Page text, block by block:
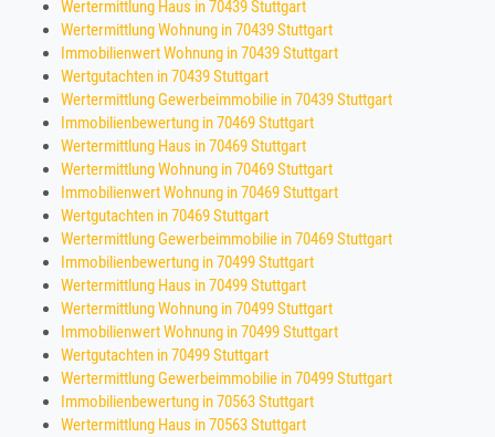
Wertermittlung Haus in 70439 Stuttgart
Wertermittlung Wohnung in 70439 Stuttgart
Immobilienwert Wohnung in 70439 Stuttgart
Wertgutachten in 70439 Stuttgart
Wertermittlung Gewerbeimmobilie in 70439 Stuttgart
Immobilienbewertung in 70469 Stuttgart
Wertermittlung Haus in 70469 Stuttgart
Wertermittlung Wohnung in 70469 Stuttgart
Immobilienwert Wohnung in 70469 Stuttgart
Wertgutachten in 70469 Stuttgart
Wertermittlung Gewerbeimmobilie in 70469 Stuttgart
Immobilienbewertung in 70499 Stuttgart
Wertermittlung Haus in 70499 Stuttgart
Wertermittlung Wohnung in 70499 Stuttgart
Immobilienwert Wohnung in 70499 Stuttgart
Wertgutachten in 70499 Stuttgart
Wertermittlung Gewerbeimmobilie in 70499 Stuttgart
Immobilienbewertung in 70563 Stuttgart
Wertermittlung Haus in 70563 Stuttgart